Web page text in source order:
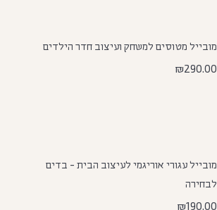
מובייל מטוסים למשחק ועיצוב חדר הילדים
₪290.00
מובייל עגורי אוריגמי לעיצוב הבית - בדים
לבחירה
₪190.00